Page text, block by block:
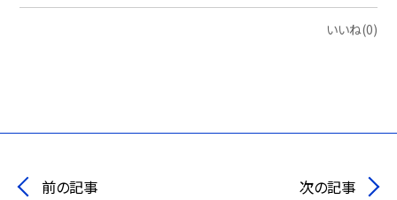
いいね(0)
前の記事 次の記事